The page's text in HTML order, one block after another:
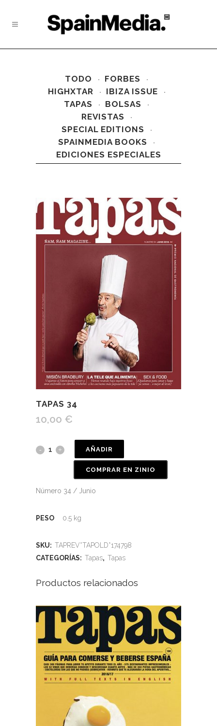
TODO
FORBES
HIGHXTAR
IBIZA ISSUE
TAPAS
BOLSAS
REVISTAS
SPECIAL EDITIONS
SPAINMEDIA BOOKS
EDICIONES ESPECIALES
TAPAS 34
10,00 €
AÑADIR
COMPRAR EN ZINIO
Número 34 / Junio
PESO 0.5 kg
SKU: TAPREV*TAPOLD*174798
CATEGORÍAS: Tapas, Tapas
Productos relacionados